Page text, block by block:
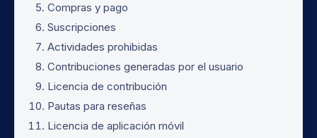
Compras y pago
Suscripciones
Actividades prohibidas
Contribuciones generadas por el usuario
Licencia de contribución
Pautas para reseñas
Licencia de aplicación móvil